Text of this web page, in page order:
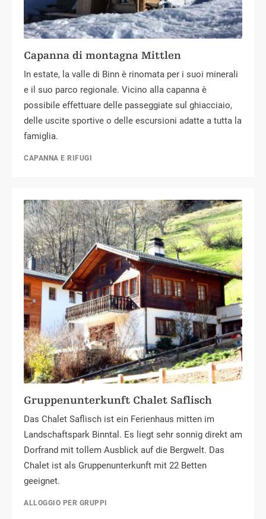
Capanna di montagna Mittlen
In estate, la valle di Binn è rinomata per i suoi minerali
e il suo parco regionale. Vicino alla capanna è
possibile effettuare delle passeggiate sul ghiacciaio,
delle uscite sportive o delle escursioni adatte a tutta la
famiglia.
CAPANNA E RIFUGI
Gruppenunterkunft Chalet Saflisch
Das Chalet Saflisch ist ein Ferienhaus mitten im
Landschaftspark Binntal. Es liegt sehr sonnig direkt am
Dorfrand mit tollem Ausblick auf die Bergwelt. Das
Chalet ist als Gruppenunterkunft mit 22 Betten
geeignet.
ALLOGGIO PER GRUPPI